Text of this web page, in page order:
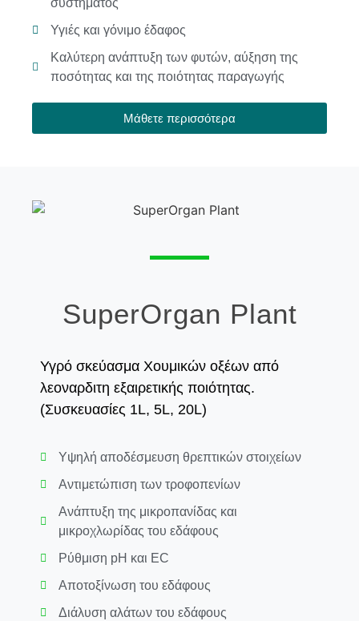
Υγιές και γόνιμο έδαφος
Καλύτερη ανάπτυξη των φυτών, αύξηση της
ποσότητας και της ποιότητας παραγωγής
Μάθετε περισσότερα
SuperOrgan Plant
Υγρό σκεύασμα Χουμικών οξέων από
λεοναρδιτη εξαιρετικής ποιότητας.
(Συσκευασίες 1L, 5L, 20L)
Υψηλή αποδέσμευση θρεπτικών στοιχείων
Αντιμετώπιση των τροφοπενίων
Ανάπτυξη της μικροπανίδας και
μικροχλωρίδας του εδάφους
Ρύθμιση pH και EC
Αποτοξίνωση του εδάφους
Διάλυση αλάτων του εδάφους